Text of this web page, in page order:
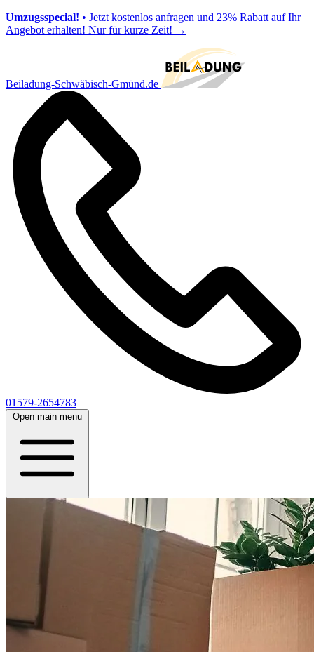
Umzugsspecial! • Jetzt kostenlos anfragen und 23% Rabatt auf Ihr
Angebot erhalten! Nur für kurze Zeit! →
Beiladung-Schwäbisch-Gmünd.de
01579-2654783
Open main menu